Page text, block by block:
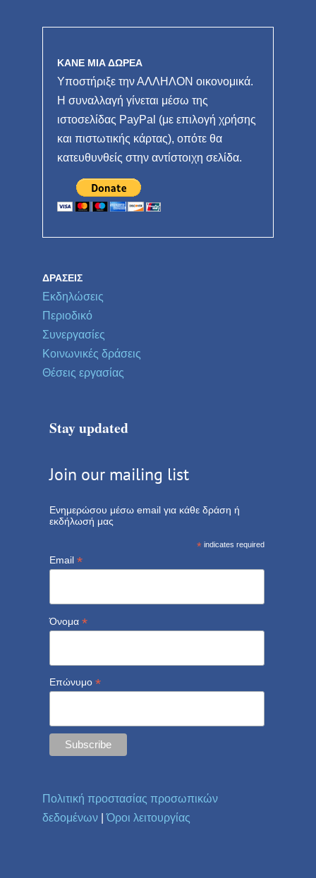
ΚΑΝΕ ΜΙΑ ΔΩΡΕΑ
Υποστήριξε την ΑΛΛΗΛΟΝ οικονομικά.
Η συναλλαγή γίνεται μέσω της
ιστοσελίδας PayPal (με επιλογή χρήσης
και πιστωτικής κάρτας), οπότε θα
κατευθυνθείς στην αντίστοιχη σελίδα.
ΔΡΆΣΕΙΣ
Εκδηλώσεις
Περιοδικό
Συνεργασίες
Κοινωνικές δράσεις
Θέσεις εργασίας
Stay updated
Join our mailing list
Ενημερώσου μέσω email για κάθε δράση ή
εκδήλωσή μας
* indicates required
Email *
Όνομα *
Επώνυμο *
Πολιτική προστασίας προσωπικών
δεδομένων |Όροι λειτουργίας